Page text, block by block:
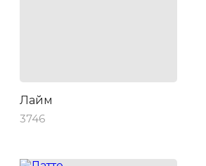
Лайм
3746